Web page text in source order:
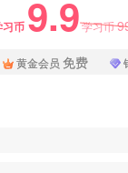
币 9.9学习币
黄金会员 免费